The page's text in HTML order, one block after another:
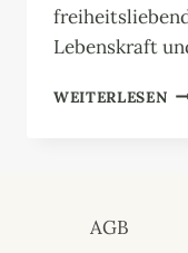
Lebenskraft
WEITERLESEN
AGB